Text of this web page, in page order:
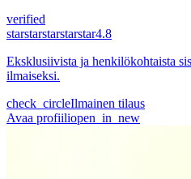
verified
starstarstarstarstar4.8
Eksklusiivista ja henkilökohtaista
ilmaiseksi.
check_circleIlmainen tilaus
Avaa profiiliopen_in_new